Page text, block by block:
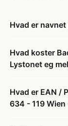
Hvad er
Hvad koster
Lystonet eg
Hvad er EAN /
634 - 119